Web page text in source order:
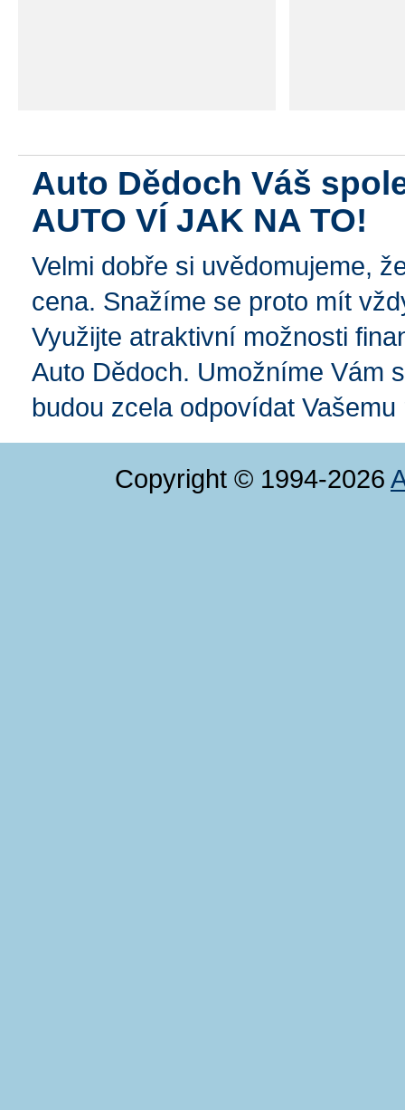
Auto Dědoch Váš
AUTO VÍ JAK NA TO!
Velmi dobře si uvědomujeme,
cena. Snažíme se proto mít
Využijte atraktivní možnosti
Auto Dědoch. Umožníme Vám
budou zcela odpovídat
Copyright © 1994-2026